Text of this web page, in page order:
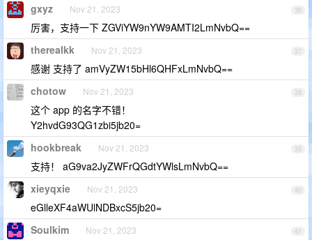
36
gxyz Nov 21, 2023
厉害，支持一下 ZGViYW9nYW9AMTI2LmNvbQ==
37
therealkk Nov 21, 2023
感谢 支持了 amVyZW15bHl6QHFxLmNvbQ==
38
chotow Nov 21, 2023
这个 app 的名字不错！
Y2hvdG93QG1zbi5jb20=
39
hookbreak Nov 21, 2023
支持！ aG9va2JyZWFrQGdtYWlsLmNvbQ==
40
xieyqxie Nov 21, 2023
eGlleXF4aWUlNDBxcS5jb20=
41
Soulkim Nov 21, 2023